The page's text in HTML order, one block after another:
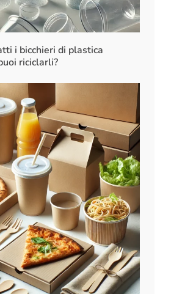
i bicchieri di plastica
riciclarli?